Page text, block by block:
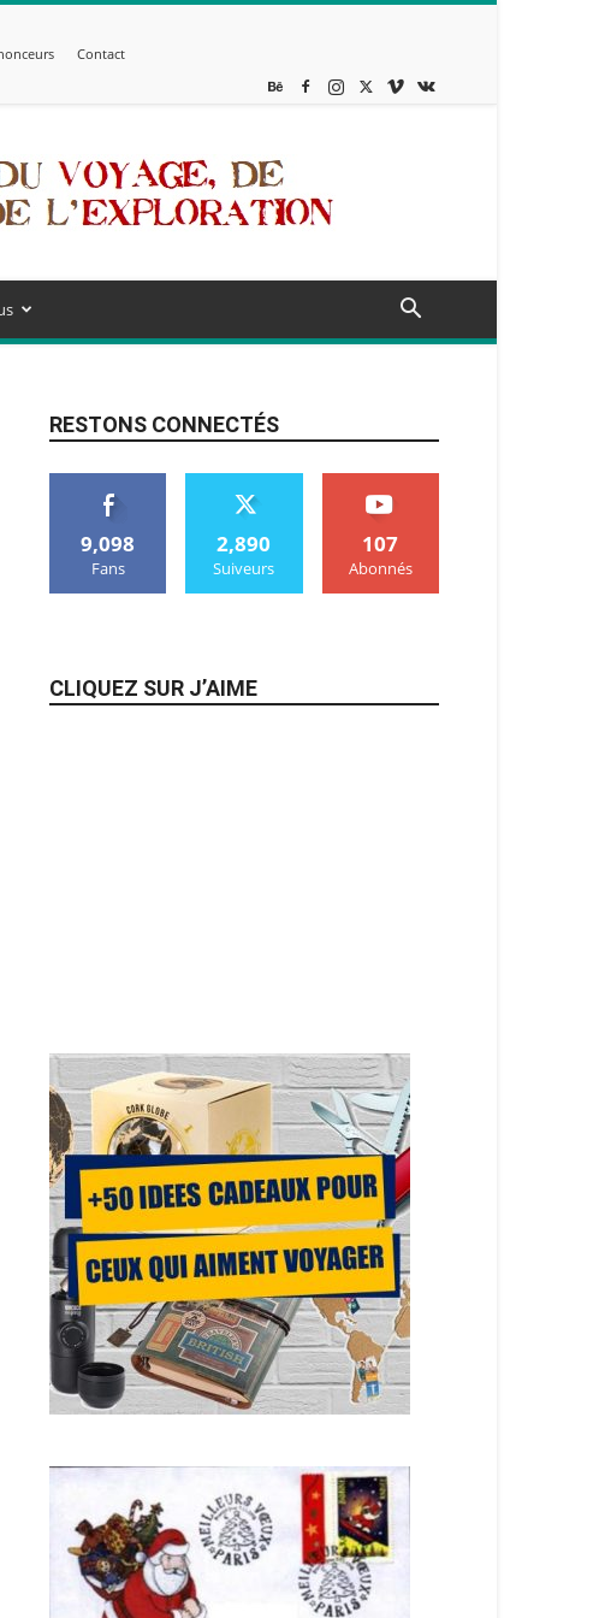
Contact
RESTONS CONNECTÉS
9,098
Fans
2,890
Suiveurs
107
Abonnés
CLIQUEZ SUR J’AIME